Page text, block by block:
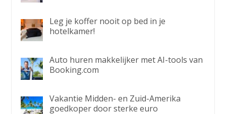
Leg je koffer nooit op bed in je
hotelkamer!
Auto huren makkelijker met AI-tools van
Booking.com
Vakantie Midden- en Zuid-Amerika
goedkoper door sterke euro